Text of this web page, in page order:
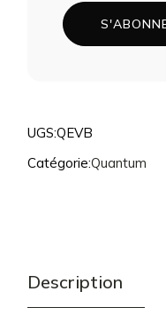
LA
LISTE
D'ATTENTE
UGS:QEVB
Catégorie:Quantum
Description